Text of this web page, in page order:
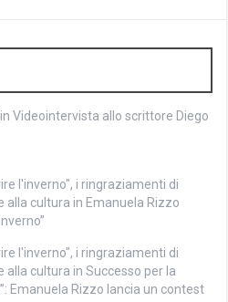
in Videointervista allo scrittore Diego
l'inverno", i ringraziamenti di
alla cultura in Emanuela Rizzo
l'inverno", i ringraziamenti di
alla cultura in Successo per la
Emanuela Rizzo lancia un contest